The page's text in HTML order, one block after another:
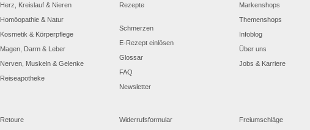
Herz, Kreislauf & Nieren
Homöopathie & Natur
Kosmetik & Körperpflege
Magen, Darm & Leber
Nerven, Muskeln & Gelenke
Reiseapotheke
Rezepte
Schmerzen
E-Rezept einlösen
Glossar
FAQ
Newsletter
Markenshops
Themenshops
Infoblog
Über uns
Jobs & Karriere
Retoure Widerrufsformular Freiumschläge